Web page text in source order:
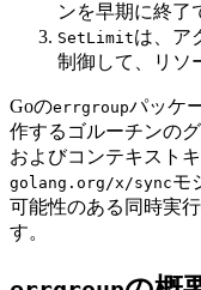
ンを早期に終了
SetLimitは、ア
制御して、リソ
Goのerrgroupパッケ
作するゴルーチンの
およびコンテキスト
golang.org/x/syncモ
可能性のある同時実
す。